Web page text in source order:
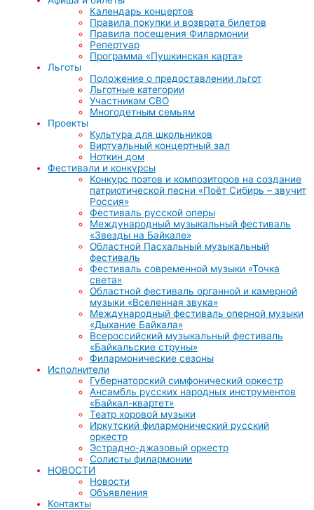
Календарь концертов
Правила покупки и возврата билетов
Правила посещения Филармонии
Репертуар
Программа «Пушкинская карта»
Льготы
Положение о предоставлении льгот
Льготные категории
Участникам СВО
Многодетным семьям
Проекты
Культура для школьников
Виртуальный концертный зал
Ноткин дом
Фестивали и конкурсы
Конкурс поэтов и композиторов на создание
патриотической песни «Поёт Сибирь – звучит
Россия»
Фестиваль русской оперы
Международный музыкальный фестиваль
«Звезды на Байкале»
Областной Пасхальный музыкальный
фестиваль
Фестиваль современной музыки «Точка
света»
Областной фестиваль органной и камерной
музыки «Вселенная звука»
Международный фестиваль оперной музыки
«Дыхание Байкала»
Всероссийский музыкальный фестиваль
«Байкальские струны»
Филармонические сезоны
Исполнители
Губернаторский симфонический оркестр
Ансамбль русских народных инструментов
«Байкал-квартет»
Театр хоровой музыки
Иркутский филармонический русский
оркестр
Эстрадно-джазовый оркестр
Солисты филармонии
НОВОСТИ
Новости
Объявления
Контакты